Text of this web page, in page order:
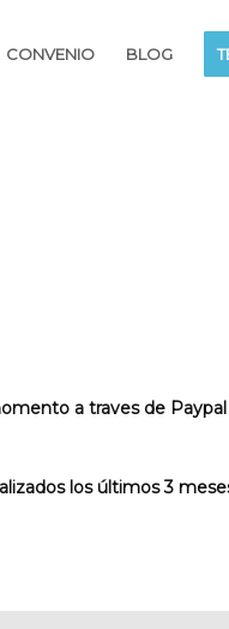
CONVENIO BLOG
a traves de Paypal
los últimos 3